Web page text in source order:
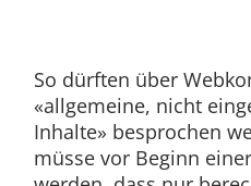
So dürften über
«allgemeine, nicht
Inhalte» besprochen
müsse vor Beginn